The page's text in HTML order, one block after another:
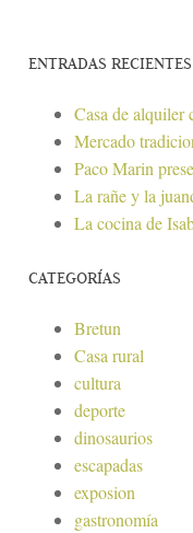
ENTRADAS RECIENTES
Casa de alquiler
Mercado
Paco Marin
La rañe y la
La cocina de
CATEGORÍAS
Bretun
Casa rural
cultura
deporte
dinosaurios
escapadas
exposion
gastronomía